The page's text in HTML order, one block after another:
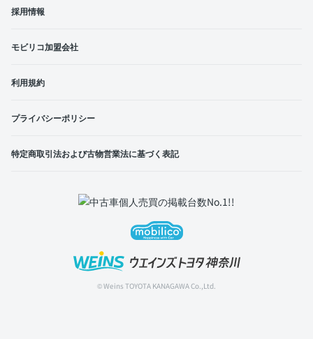
採用情報
モビリコ加盟会社
利用規約
プライバシーポリシー
特定商取引法および古物営業法に基づく表記
© Weins TOYOTA KANAGAWA Co.,Ltd.